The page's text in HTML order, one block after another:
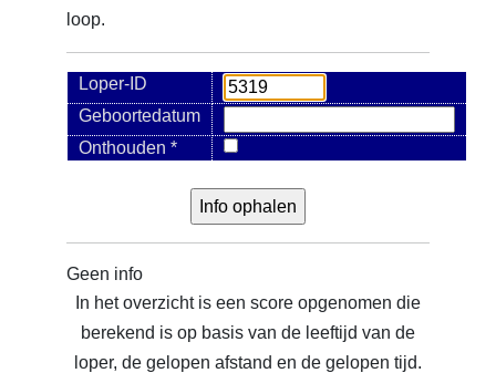
loop.
Loper-ID
Geboortedatum
Onthouden *
Geen info
In het overzicht is een score opgenomen die
berekend is op basis van de leeftijd van de
loper, de gelopen afstand en de gelopen tijd.